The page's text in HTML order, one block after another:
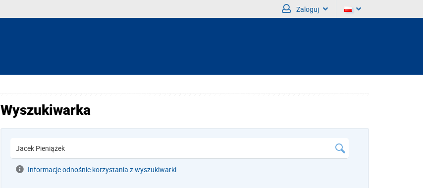
Zaloguj
Wyszukiwarka
Informacje odnośnie korzystania z wyszukiwarki